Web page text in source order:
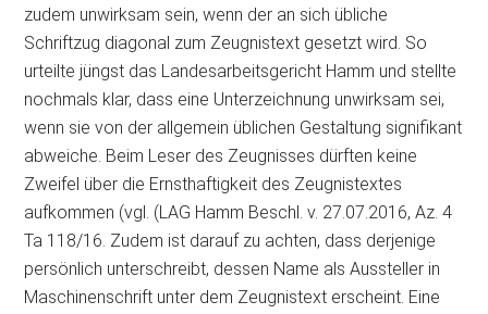
zudem unwirksam sein, wenn der an sich übliche
Schriftzug diagonal zum Zeugnistext gesetzt wird. So
urteilte jüngst das Landesarbeitsgericht Hamm und stellte
nochmals klar, dass eine Unterzeichnung unwirksam sei,
wenn sie von der allgemein üblichen Gestaltung signifikant
abweiche. Beim Leser des Zeugnisses dürften keine
Zweifel über die Ernsthaftigkeit des Zeugnistextes
aufkommen (vgl. (LAG Hamm Beschl. v. 27.07.2016, Az. 4
Ta 118/16. Zudem ist darauf zu achten, dass derjenige
persönlich unterschreibt, dessen Name als Aussteller in
Maschinenschrift unter dem Zeugnistext erscheint. Eine